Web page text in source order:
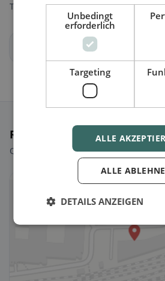
Trova il luogo giusto per la tua
Ristoranti selezionati
Qualche scelta per iniziare subito.
Unbedingt
erforderlich
Targeting
ALLE
ALLE
DETAILS ANZEIGEN